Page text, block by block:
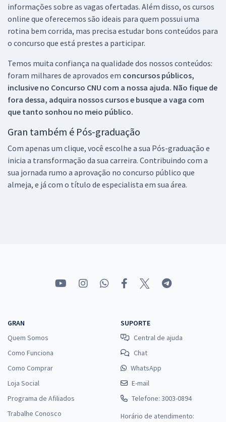
informações sobre as vagas ofertadas. Além disso, os cursos
online que oferecemos são ideais para quem possui uma
rotina bem corrida, mas precisa estudar bons conteúdos para
o concurso que está prestes a participar.
Temos muita confiança na qualidade dos nossos conteúdos:
foram milhares de aprovados em concursos públicos,
inclusive no Concurso CNU com a nossa ajuda. Não fique de
fora dessa, adquira nossos cursos e busque a vaga com
que tanto sonhou no meio público.
Gran também é Pós-graduação
Com apenas um clique, você escolhe a sua Pós-graduação e
inicia a transformação da sua carreira. Contribuindo com a
sua jornada rumo a aprovação no concurso público que
almeja, e já com o título de especialista em sua área.
GRAN
Quem Somos
Como Funciona
Como Comprar
Loja Social
Programa de Afiliados
Trabalhe Conosco
SUPORTE
Central de ajuda
Chat
WhatsApp
E-mail
Telefone: 3003-0894
Horário de atendimento: